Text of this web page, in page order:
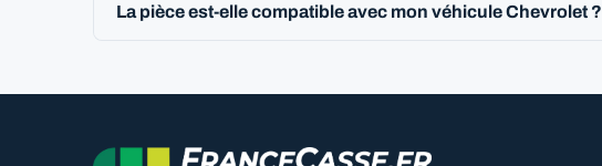
La pièce est-elle compatible avec mon véhicule Chevrolet ?